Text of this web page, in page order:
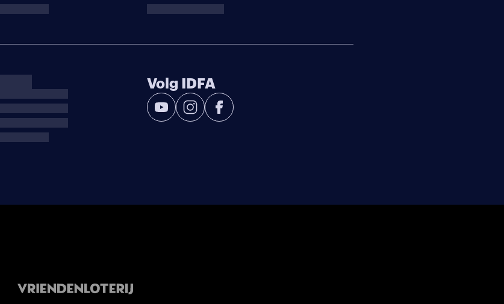
Volg IDFA